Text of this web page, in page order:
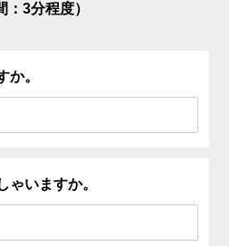
：3分程度）
か。
ゃいますか。